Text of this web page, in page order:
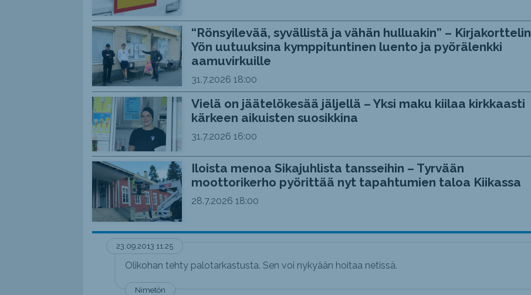
“Rönsyilevää, syvällistä ja vähän hulluakin” – Kirjakorttelin
Yön uutuuksina kymppituntinen luento ja pyörälenkki
aamuvirkuille
31.7.2026 18:00
Vielä on jäätelökesää jäljellä – Yksi maku kiilaa kirkkaasti
kärkeen aikuisten suosikkina
31.7.2026 16:00
Iloista menoa Sikajuhlista tansseihin – Tyrvään
moottorikerho pyörittää nyt tapahtumien taloa Kiikassa
28.7.2026 18:00
23.09.2013 11:25
Nimetön
Olikohan tehty palotarkastusta. Sen voi nykyään hoitaa netissä.